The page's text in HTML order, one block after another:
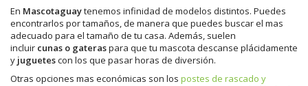
En Mascotaguaytenemos infinidad de modelos distintos. Puedes
encontrarlos por tamaños, de manera que puedes buscar el mas
adecuado para el tamaño de tu casa. Además, suelen
incluir cunas o gateraspara que tu mascota descanse plácidamente
y juguetescon los que pasar horas de diversión.
Otras opciones mas económicas son los postes de rascado y